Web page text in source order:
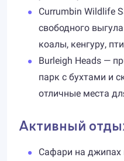
Currumbin Wildlife
свободного
коалы, кенгуру,
Burleigh Heads —
парк с бухтами и
отличные места
Активный
Сафари на джипах